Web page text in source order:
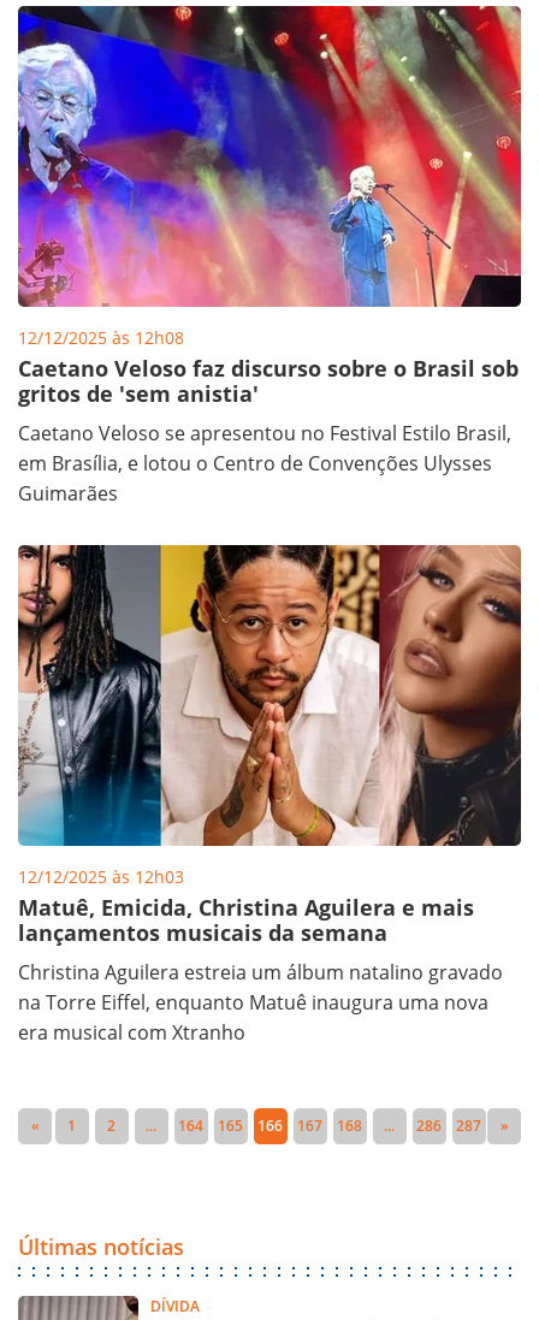
12/12/2025 às 12h08
Caetano Veloso faz discurso sobre o Brasil sob
gritos de 'sem anistia'
Caetano Veloso se apresentou no Festival Estilo Brasil,
em Brasília, e lotou o Centro de Convenções Ulysses
Guimarães
12/12/2025 às 12h03
Matuê, Emicida, Christina Aguilera e mais
lançamentos musicais da semana
Christina Aguilera estreia um álbum natalino gravado
na Torre Eiffel, enquanto Matuê inaugura uma nova
era musical com Xtranho
« 1 2 ... 164 165 166 167 168 ... 286 287 »
Últimas notícias
DÍVIDA